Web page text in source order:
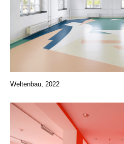
Weltenbau, 2022